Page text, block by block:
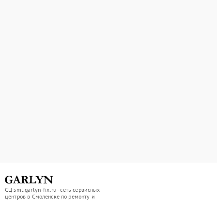
СЦ sml.garlyn-fix.ru - сеть сервисных
центров в Смоленске по ремонту и